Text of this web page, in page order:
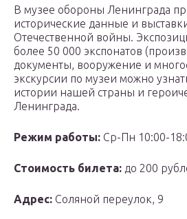
В музее обороны Ленинграда
исторические данные и
Отечественной войны.
более 50 000 экспонатов
документы, вооружение и
экскурсии по музеи можно
истории нашей страны и
Ленинграда.
Режим работы: Ср-Пн 10:00-
Стоимость билета: до 200
Адрес: Соляной переулок, 9